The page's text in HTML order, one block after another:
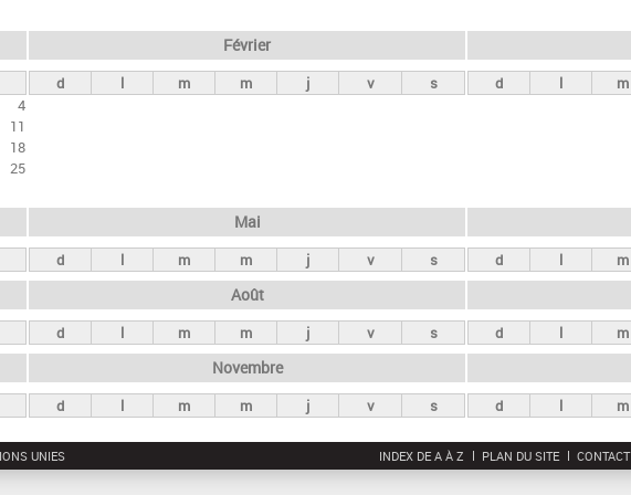
r
c
4
11
18
25
Février
d l m m j v s d l m
Mai
d l m m j v s d l m
Août
d l m m j v s d l m
Novembre
d l m m j v s d l m
UNIES INDEX DE A À Z PLAN DU SITE CONTACT